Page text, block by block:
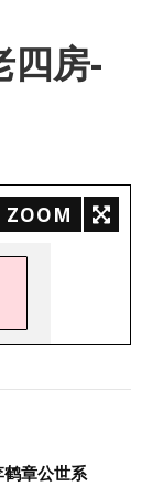
房-
ZOOM
章公世系